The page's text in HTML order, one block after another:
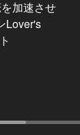
加速させ
Lover's